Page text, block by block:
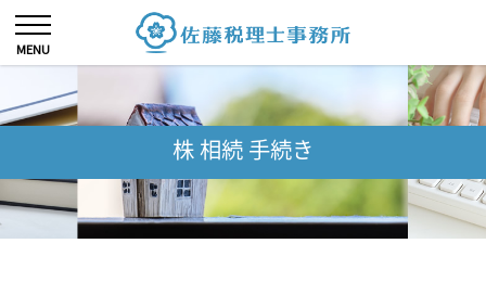
株 相続 手続き